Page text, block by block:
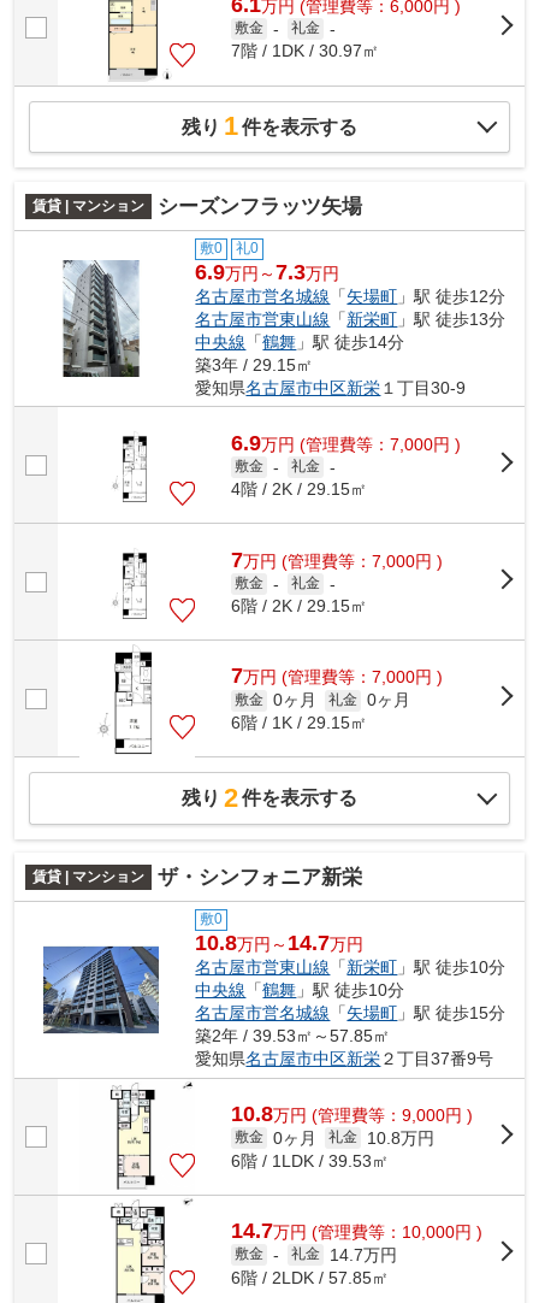
万円 (管理費等：6,000円 )
敷金 - 礼金 -
7階 / 1DK / 30.97㎡
残り 1件を表示する
賃貸 | マンション シーズンフラッツ矢場
敷0 礼0
6.9万円～7.3万円
名古屋市営名城線 「矢場町 」駅 徒歩12分
名古屋市営東山線 「新栄町 」駅 徒歩13分
中央線 「鶴舞 」駅 徒歩14分
築3年 / 29.15㎡
愛知県名古屋市中区新栄 １丁目30-9
6.9万円 (管理費等：7,000円 )
敷金 - 礼金 -
4階 / 2K / 29.15㎡
7万円 (管理費等：7,000円 )
敷金 - 礼金 -
6階 / 2K / 29.15㎡
7万円 (管理費等：7,000円 )
敷金 0ヶ月 礼金 0ヶ月
6階 / 1K / 29.15㎡
残り 2件を表示する
賃貸 | マンション ザ・シンフォニア新栄
敷0
10.8万円～ 14.7万円
名古屋市営東山線 「新栄町 」駅 徒歩10分
中央線 「鶴舞 」駅 徒歩10分
名古屋市営名城線 「矢場町 」駅 徒歩15分
築2年 / 39.53㎡～57.85㎡
愛知県名古屋市中区新栄２丁目37番9号
10.8万円 (管理費等：9,000円 )
敷金 0ヶ月 礼金
10.8万円
6階 / 1LDK / 39.53㎡
14.7万円 (管理費等：10,000円 )
敷金 - 礼金
14.7万円
6階 / 2LDK / 57.85㎡